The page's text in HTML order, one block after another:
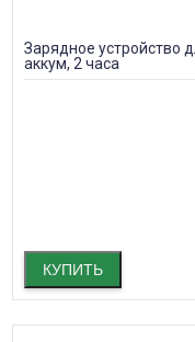
Зарядное устройство
аккум, 2 часа
КУПИТЬ